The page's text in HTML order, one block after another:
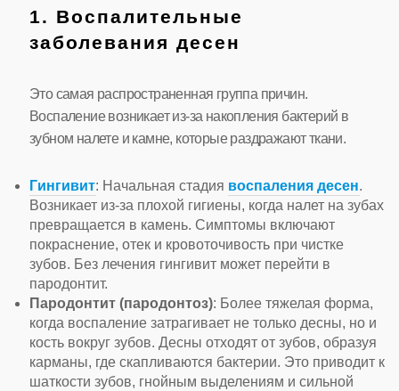
1. Воспалительные
заболевания десен
Это самая распространенная группа причин.
Воспаление возникает из-за накопления бактерий в
зубном налете и камне, которые раздражают ткани.
Гингивит: Начальная стадия воспаления десен.
Возникает из-за плохой гигиены, когда налет на зубах
превращается в камень. Симптомы включают
покраснение, отек и кровоточивость при чистке
зубов. Без лечения гингивит может перейти в
пародонтит.
Пародонтит (пародонтоз): Более тяжелая форма,
когда воспаление затрагивает не только десны, но и
кость вокруг зубов. Десны отходят от зубов, образуя
карманы, где скапливаются бактерии. Это приводит к
шаткости зубов, гнойным выделениям и сильной